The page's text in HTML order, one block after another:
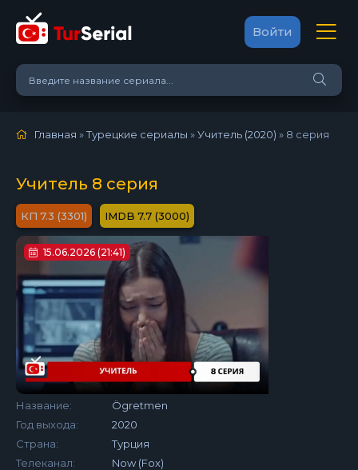
Войти
Главная »Турецкие сериалы »Учитель (2020) » 8 серия
Учитель 8 серия
7.3 (3301) 7.7 (3000)
15.06.2026 (21:41)
Название:
Ögretmen
Год выхода:
2020
Страна:
Турция
Телеканал:
Now (Fox)